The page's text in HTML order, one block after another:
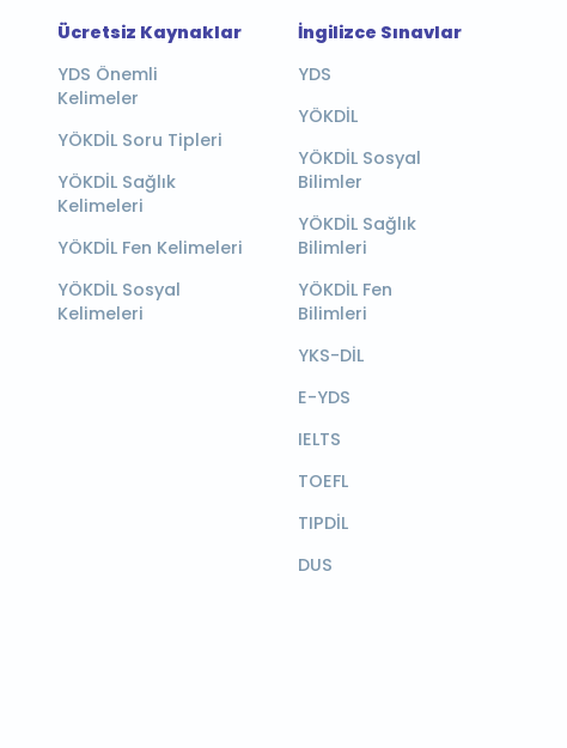
Ücretsiz Kaynaklar
YDS Önemli
Kelimeler
YÖKDİL Soru Tipleri
YÖKDİL Sağlık
Kelimeleri
YÖKDİL Fen Kelimeleri
YÖKDİL Sosyal
Kelimeleri
İngilizce Sınavlar
YDS
YÖKDİL
YÖKDİL Sosyal
Bilimler
YÖKDİL Sağlık
Bilimleri
YÖKDİL Fen
Bilimleri
YKS-DİL
E-YDS
IELTS
TOEFL
TIPDİL
DUS